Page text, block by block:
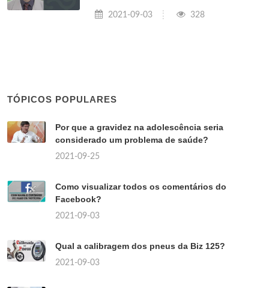
2021-09-03 328
TÓPICOS POPULARES
Por que a gravidez na adolescência seria
considerado um problema de saúde?
2021-09-25
Como visualizar todos os comentários do
Facebook?
2021-09-03
Qual a calibragem dos pneus da Biz 125?
2021-09-03